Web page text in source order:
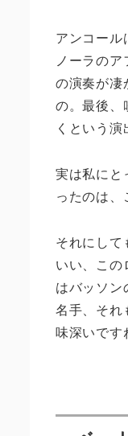
アンコール
ノーラの
の演奏が凄
の。最後、
くという演
実は私にと
ったのは、
それにして
いい、こ
はバッソ
名手、それ
味深いです